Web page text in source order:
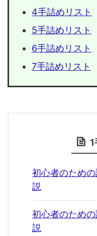
4手詰めリスト
5手詰めリスト
6手詰めリスト
7手詰めリスト
初心者のため
説
初心者のため
説